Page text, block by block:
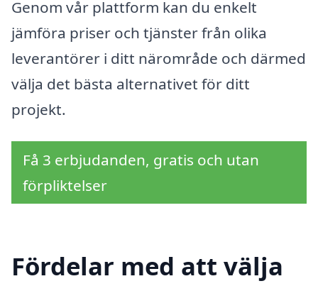
Genom vår plattform kan du enkelt
jämföra priser och tjänster från olika
leverantörer i ditt närområde och därmed
välja det bästa alternativet för ditt
projekt.
Få 3 erbjudanden, gratis och utan
förpliktelser
Fördelar med att välja